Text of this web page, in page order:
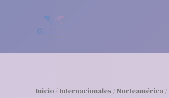
Inicio /Internacionales /Norteamérica /